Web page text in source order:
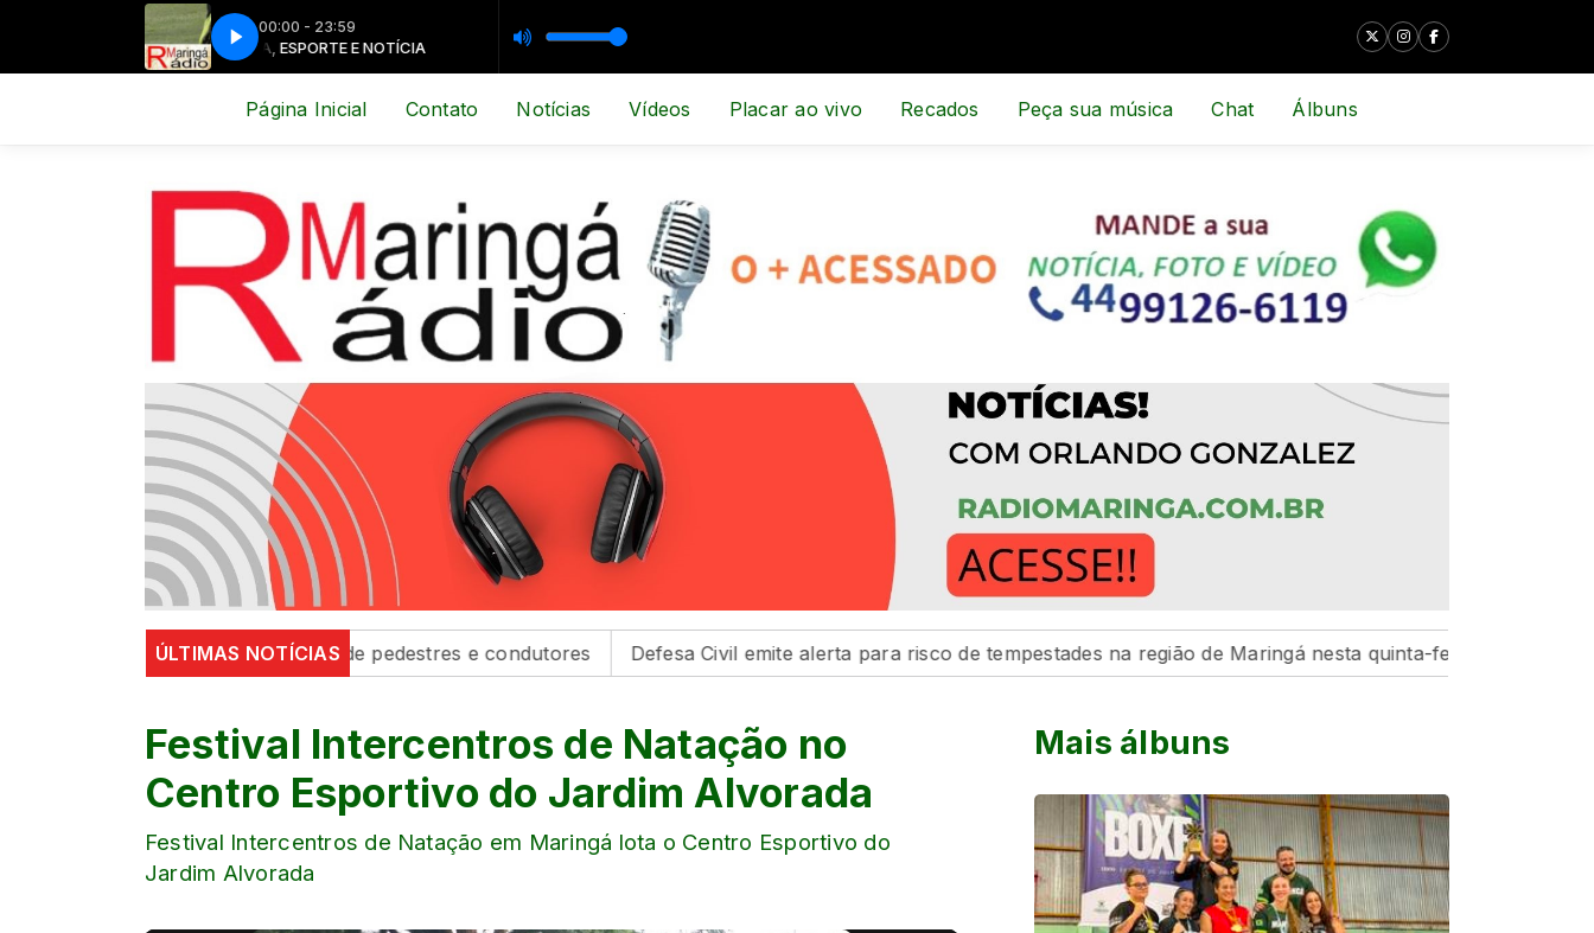
00:00 - 23:59
MÚSICA, ESPORTE E NOTÍCIA MÚSICA, ESPORTE E NOTÍCIA
Página Inicial Contato Notícias Vídeos Placar ao vivo Recados Peça sua música Chat Álbuns
ÚLTIMAS NOTÍCIAS
fortalecem segurança de pedestres e condutores Defesa Civil emite alerta para risco de tempestades na região de Maringá nesta quinta-feira, 6 Hospital da
Festival Intercentros de Natação no
Centro Esportivo do Jardim Alvorada
Festival Intercentros de Natação em Maringá lota o Centro Esportivo do
Jardim Alvorada
Mais álbuns